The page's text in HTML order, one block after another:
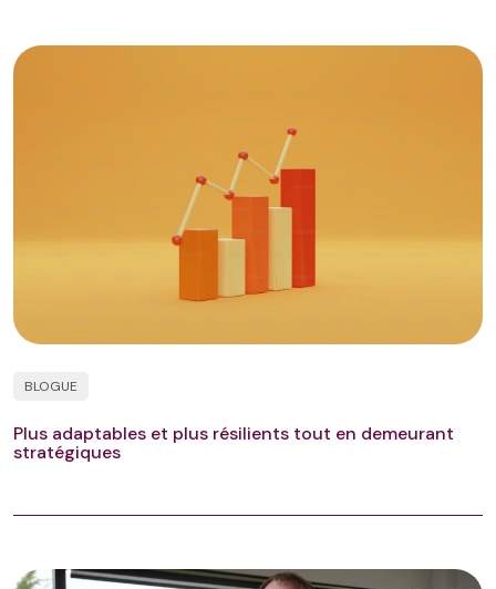
BLOGUE
Plus adaptables et plus résilients tout en demeurant
stratégiques